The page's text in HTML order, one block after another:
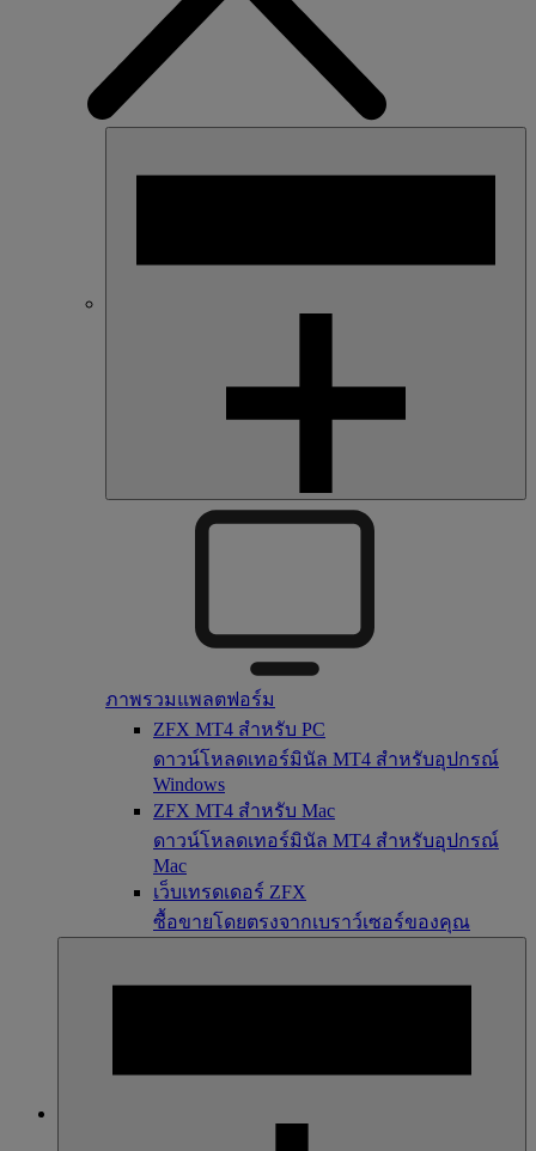
ภาพรวมแพลตฟอร์ม
ZFX MT4 สำหรับ PC
ดาวน์โหลดเทอร์มินัล MT4 สำหรับอุปกรณ์
Windows
ZFX MT4 สำหรับ Mac
ดาวน์โหลดเทอร์มินัล MT4 สำหรับอุปกรณ์
Mac
เว็บเทรดเดอร์ ZFX
ซื้อขายโดยตรงจากเบราว์เซอร์ของคุณ